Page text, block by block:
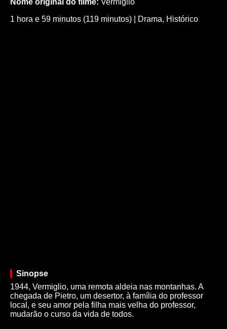
1 hora e 59 minutos (119 minutos)
Drama, Histórico
Sinopse
1944, Vermiglio, uma remota aldeia nas montanhas. A
chegada de Pietro, um desertor, à família do professor
local, e seu amor pela filha mais velha do professor,
mudarão o curso da vida de todos.